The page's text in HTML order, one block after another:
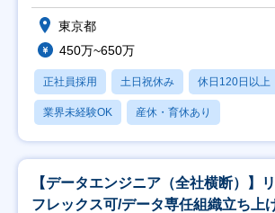
可
東京都
450万~650万
正社員採用 土日祝休み 休日120日以上
業界未経験OK 産休・育休あり
【データエンジニア（全社横断）】
フレックス可/データ専任組織立ち上